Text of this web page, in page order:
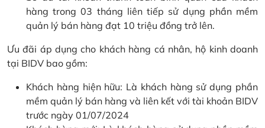
hàng trong 03 tháng liên tiếp sử dụng phần mềm
quản lý bán hàng đạt 10 triệu đồng trở lên.
Ưu đãi áp dụng cho khách hàng cá nhân, hộ kinh doanh
tại BIDV bao gồm:
Khách hàng hiện hữu: Là khách hàng sử dụng phần
mềm quản lý bán hàng và liên kết với tài khoản BIDV
trước ngày 01/07/2024